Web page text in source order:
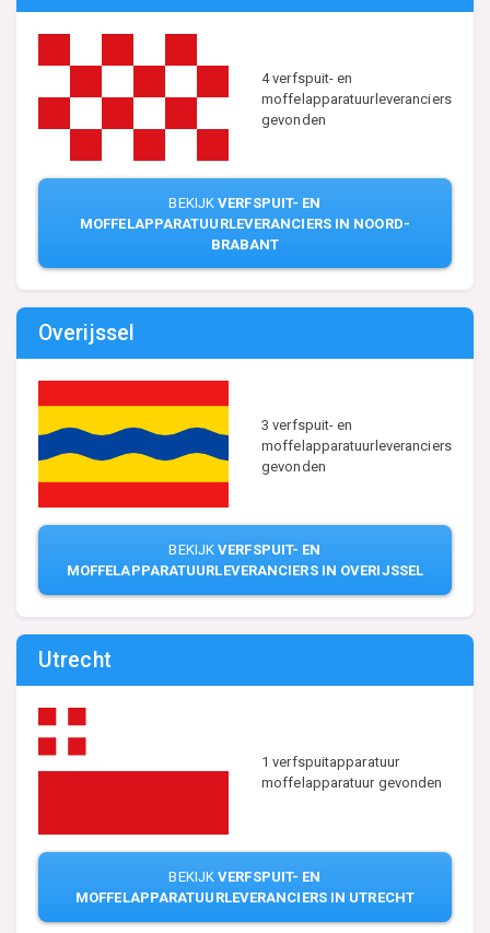
4 verfspuit- en
moffelapparatuurleveranciers
gevonden
BEKIJKVERFSPUIT- EN
MOFFELAPPARATUURLEVERANCIERS IN NOORD-
BRABANT
Overijssel
3 verfspuit- en
moffelapparatuurleveranciers
gevonden
BEKIJKVERFSPUIT- EN
MOFFELAPPARATUURLEVERANCIERS IN OVERIJSSEL
Utrecht
1 verfspuitapparatuur
moffelapparatuur gevonden
BEKIJKVERFSPUIT- EN
MOFFELAPPARATUURLEVERANCIERS IN UTRECHT